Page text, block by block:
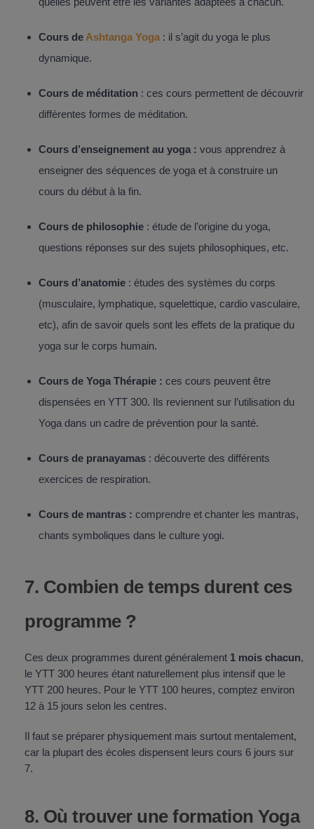
Cours de Ashtanga Yoga : il s’agit du yoga le plus
dynamique.
Cours de méditation : ces cours permettent de découvrir
différentes formes de méditation.
Cours d’enseignement au yoga : vous apprendrez à
enseigner des séquences de yoga et à construire un
cours du début à la fin.
Cours de philosophie : étude de l’origine du yoga,
questions réponses sur des sujets philosophiques, etc.
Cours d’anatomie : études des systèmes du corps
(musculaire, lymphatique, squelettique, cardio vasculaire,
etc), afin de savoir quels sont les effets de la pratique du
yoga sur le corps humain.
Cours de Yoga Thérapie : ces cours peuvent être
dispensées en YTT 300. Ils reviennent sur l’utilisation du
Yoga dans un cadre de prévention pour la santé.
Cours de pranayamas : découverte des différents
exercices de respiration.
Cours de mantras : comprendre et chanter les mantras,
chants symboliques dans le culture yogi.
7. Combien de temps durent ces
programme ?
Ces deux programmes durent généralement 1 mois chacun,
le YTT 300 heures étant naturellement plus intensif que le
YTT 200 heures. Pour le YTT 100 heures, comptez environ
12 à 15 jours selon les centres.
Il faut se préparer physiquement mais surtout mentalement,
car la plupart des écoles dispensent leurs cours 6 jours sur
7.
8. Où trouver une formation Yoga